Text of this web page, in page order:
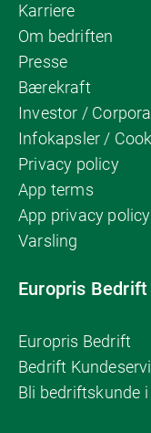
Karriere
Om bedriften
Presse
Bærekraft
Investor /
Infokapsler /
Privacy policy
App terms
App privacy policy
Varsling
Europris Bedrift
Europris Bedrift
Bedrift
Bli bedriftskunde i